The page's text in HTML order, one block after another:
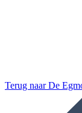
Terug naarDe